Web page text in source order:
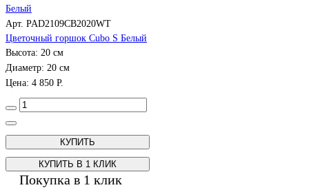
Арт. PAD2109CB2020WT
Цветочный горшок Cubo S Белый
Высота: 20 см
Диаметр: 20 см
Цена: 4 850 Р.
КУПИТЬ В 1 КЛИК
Покупка в 1 клик